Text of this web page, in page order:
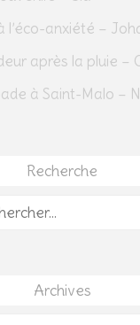
Recherche
:
Archives